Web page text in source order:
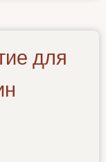
для